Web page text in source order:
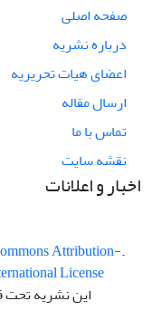
صفحه اصلی
درباره نشریه
اعضای هیات تحریریه
ارسال مقاله
تماس با ما
نقشه سایت
اخبار و اعلانات
.This work is licensed under a
Attribution-
License
این نشریه تحت